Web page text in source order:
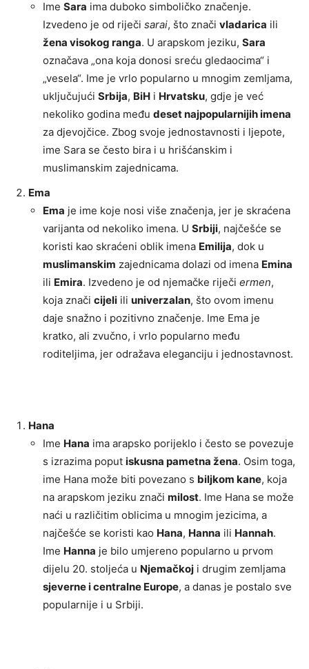
Ime Sara ima duboko simboličko značenje.
Izvedeno je od riječi sarai, što znači vladarica ili
žena visokog ranga. U arapskom jeziku, Sara
označava „ona koja donosi sreću gledaocima“ i
„vesela“. Ime je vrlo popularno u mnogim zemljama,
uključujući Srbija, BiH i Hrvatsku, gdje je već
nekoliko godina među deset najpopularnijih imena
za djevojčice. Zbog svoje jednostavnosti i ljepote,
ime Sara se često bira i u hrišćanskim i
muslimanskim zajednicama.
Ema
Ema je ime koje nosi više značenja, jer je skraćena
varijanta od nekoliko imena. U Srbiji, najčešće se
koristi kao skraćeni oblik imena Emilija, dok u
muslimanskim zajednicama dolazi od imena Emina
ili Emira. Izvedeno je od njemačke riječi ermen,
koja znači cijeli ili univerzalan, što ovom imenu
daje snažno i pozitivno značenje. Ime Ema je
kratko, ali zvučno, i vrlo popularno među
roditeljima, jer odražava eleganciju i jednostavnost.
Hana
Ime Hana ima arapsko porijeklo i često se povezuje
s izrazima poput iskusna pametna žena. Osim toga,
ime Hana može biti povezano s biljkom kane, koja
na arapskom jeziku znači milost. Ime Hana se može
naći u različitim oblicima u mnogim jezicima, a
najčešće se koristi kao Hana, Hanna ili Hannah.
Ime Hanna je bilo umjereno popularno u prvom
dijelu 20. stoljeća u Njemačkoj i drugim zemljama
sjeverne i centralne Europe, a danas je postalo sve
popularnije i u Srbiji.